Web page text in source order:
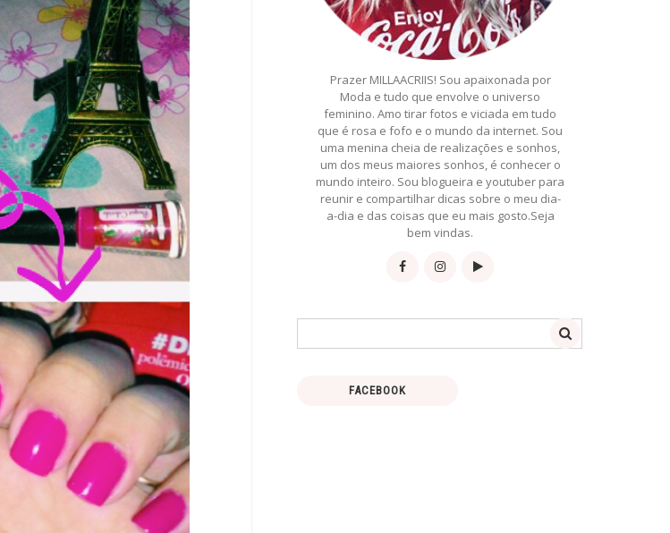
Prazer MILLAACRIIS! Sou apaixonada por
Moda e tudo que envolve o universo
feminino. Amo tirar fotos e viciada em tudo
que é rosa e fofo e o mundo da internet. Sou
uma menina cheia de realizações e sonhos,
um dos meus maiores sonhos, é conhecer o
mundo inteiro. Sou blogueira e youtuber para
reunir e compartilhar dicas sobre o meu dia-
a-dia e das coisas que eu mais gosto.Seja
bem vindas.
FACEBOOK